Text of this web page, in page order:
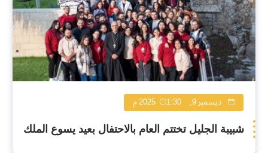
ديسمبر 9, 2025 1:30 م
شبيبة الجليل تختتم العام بالاحتفال بعيد يسوع الملك